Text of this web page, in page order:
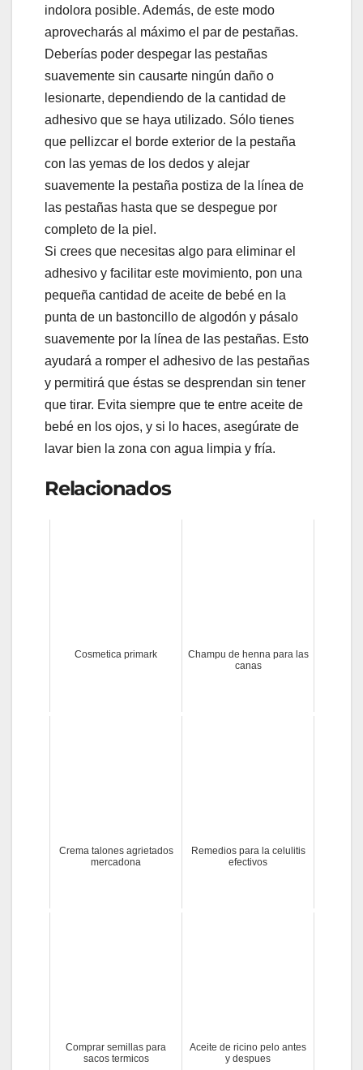
indolora posible. Además, de este modo
aprovecharás al máximo el par de pestañas.
Deberías poder despegar las pestañas
suavemente sin causarte ningún daño o
lesionarte, dependiendo de la cantidad de
adhesivo que se haya utilizado. Sólo tienes
que pellizcar el borde exterior de la pestaña
con las yemas de los dedos y alejar
suavemente la pestaña postiza de la línea de
las pestañas hasta que se despegue por
completo de la piel.
Si crees que necesitas algo para eliminar el
adhesivo y facilitar este movimiento, pon una
pequeña cantidad de aceite de bebé en la
punta de un bastoncillo de algodón y pásalo
suavemente por la línea de las pestañas. Esto
ayudará a romper el adhesivo de las pestañas
y permitirá que éstas se desprendan sin tener
que tirar. Evita siempre que te entre aceite de
bebé en los ojos, y si lo haces, asegúrate de
lavar bien la zona con agua limpia y fría.
Relacionados
Cosmetica primark
Champu de henna para las
canas
Crema talones agrietados
mercadona
Remedios para la celulitis
efectivos
Comprar semillas para
sacos termicos
Aceite de ricino pelo antes
y despues